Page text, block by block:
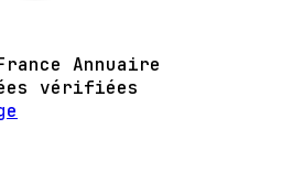
Annuaire
vérifiées